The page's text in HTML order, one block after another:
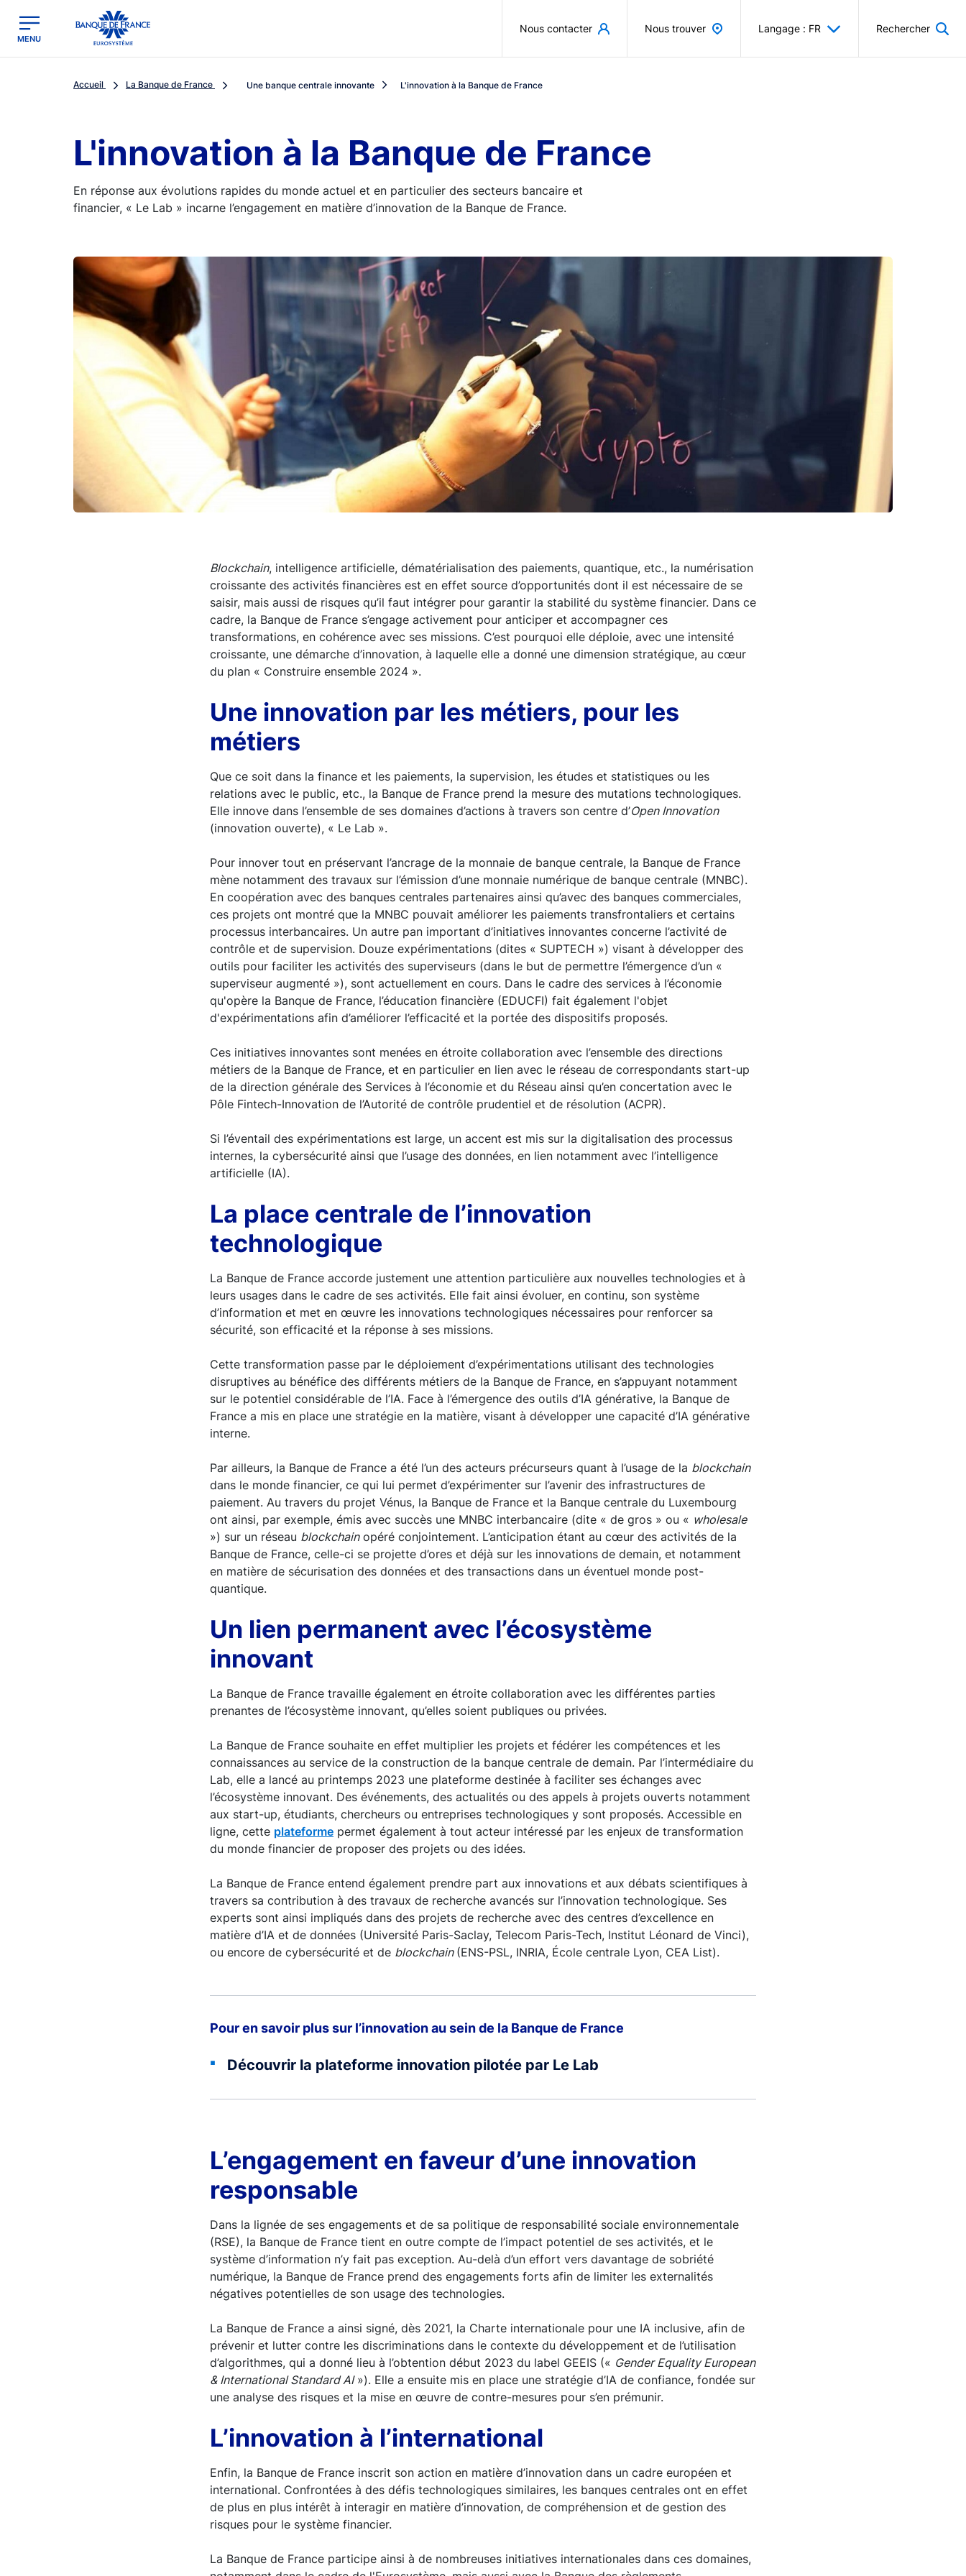
Banque de France - Menu Principal
MENU
Nous contacter Nous trouver Langage : FR Rechercher
Accueil La Banque de France Une banque centrale innovante L'innovation à la Banque de France
L'innovation à la Banque de France
En réponse aux évolutions rapides du monde actuel et en particulier des secteurs bancaire et
financier, « Le Lab » incarne l’engagement en matière d’innovation de la Banque de France.
Blockchain, intelligence artificielle, dématérialisation des paiements, quantique, etc., la numérisation
croissante des activités financières est en effet source d’opportunités dont il est nécessaire de se
saisir, mais aussi de risques qu’il faut intégrer pour garantir la stabilité du système financier. Dans ce
cadre, la Banque de France s’engage activement pour anticiper et accompagner ces
transformations, en cohérence avec ses missions. C’est pourquoi elle déploie, avec une intensité
croissante, une démarche d’innovation, à laquelle elle a donné une dimension stratégique, au cœur
du plan « Construire ensemble 2024 ».
Une innovation par les métiers, pour les
métiers
Que ce soit dans la finance et les paiements, la supervision, les études et statistiques ou les
relations avec le public, etc., la Banque de France prend la mesure des mutations technologiques.
Elle innove dans l’ensemble de ses domaines d’actions à travers son centre d’Open Innovation
(innovation ouverte), « Le Lab ».
Pour innover tout en préservant l’ancrage de la monnaie de banque centrale, la Banque de France
mène notamment des travaux sur l’émission d’une monnaie numérique de banque centrale (MNBC).
En coopération avec des banques centrales partenaires ainsi qu’avec des banques commerciales,
ces projets ont montré que la MNBC pouvait améliorer les paiements transfrontaliers et certains
processus interbancaires. Un autre pan important d’initiatives innovantes concerne l’activité de
contrôle et de supervision. Douze expérimentations (dites « SUPTECH ») visant à développer des
outils pour faciliter les activités des superviseurs (dans le but de permettre l’émergence d’un «
superviseur augmenté »), sont actuellement en cours. Dans le cadre des services à l’économie
qu'opère la Banque de France, l’éducation financière (EDUCFI) fait également l'objet
d'expérimentations afin d’améliorer l’efficacité et la portée des dispositifs proposés.
Ces initiatives innovantes sont menées en étroite collaboration avec l’ensemble des directions
métiers de la Banque de France, et en particulier en lien avec le réseau de correspondants start-up
de la direction générale des Services à l’économie et du Réseau ainsi qu’en concertation avec le
Pôle Fintech-Innovation de l’Autorité de contrôle prudentiel et de résolution (ACPR).
Si l’éventail des expérimentations est large, un accent est mis sur la digitalisation des processus
internes, la cybersécurité ainsi que l’usage des données, en lien notamment avec l’intelligence
artificielle (IA).
La place centrale de l’innovation
technologique
La Banque de France accorde justement une attention particulière aux nouvelles technologies et à
leurs usages dans le cadre de ses activités. Elle fait ainsi évoluer, en continu, son système
d’information et met en œuvre les innovations technologiques nécessaires pour renforcer sa
sécurité, son efficacité et la réponse à ses missions.
Cette transformation passe par le déploiement d’expérimentations utilisant des technologies
disruptives au bénéfice des différents métiers de la Banque de France, en s’appuyant notamment
sur le potentiel considérable de l’IA. Face à l’émergence des outils d’IA générative, la Banque de
France a mis en place une stratégie en la matière, visant à développer une capacité d’IA générative
interne.
Par ailleurs, la Banque de France a été l’un des acteurs précurseurs quant à l’usage de la blockchain
dans le monde financier, ce qui lui permet d’expérimenter sur l’avenir des infrastructures de
paiement. Au travers du projet Vénus, la Banque de France et la Banque centrale du Luxembourg
ont ainsi, par exemple, émis avec succès une MNBC interbancaire (dite « de gros » ou « wholesale
») sur un réseau blockchainopéré conjointement. L’anticipation étant au cœur des activités de la
Banque de France, celle-ci se projette d’ores et déjà sur les innovations de demain, et notamment
en matière de sécurisation des données et des transactions dans un éventuel monde post-
quantique.
Un lien permanent avec l’écosystème
innovant
La Banque de France travaille également en étroite collaboration avec les différentes parties
prenantes de l’écosystème innovant, qu’elles soient publiques ou privées.
La Banque de France souhaite en effet multiplier les projets et fédérer les compétences et les
connaissances au service de la construction de la banque centrale de demain. Par l’intermédiaire du
Lab, elle a lancé au printemps 2023 une plateforme destinée à faciliter ses échanges avec
l’écosystème innovant. Des événements, des actualités ou des appels à projets ouverts notamment
aux start-up, étudiants, chercheurs ou entreprises technologiques y sont proposés. Accessible en
ligne, cette plateforme permet également à tout acteur intéressé par les enjeux de transformation
du monde financier de proposer des projets ou des idées.
La Banque de France entend également prendre part aux innovations et aux débats scientifiques à
travers sa contribution à des travaux de recherche avancés sur l’innovation technologique. Ses
experts sont ainsi impliqués dans des projets de recherche avec des centres d’excellence en
matière d’IA et de données (Université Paris-Saclay, Telecom Paris-Tech, Institut Léonard de Vinci),
ou encore de cybersécurité et de blockchain (ENS-PSL, INRIA, École centrale Lyon, CEA List).
Pour en savoir plus sur l’innovation au sein de la Banque de France
Découvrir la plateforme innovation pilotée par Le Lab
L’engagement en faveur d’une innovation
responsable
Dans la lignée de ses engagements et de sa politique de responsabilité sociale environnementale
(RSE), la Banque de France tient en outre compte de l’impact potentiel de ses activités, et le
système d’information n’y fait pas exception. Au-delà d’un effort vers davantage de sobriété
numérique, la Banque de France prend des engagements forts afin de limiter les externalités
négatives potentielles de son usage des technologies.
La Banque de France a ainsi signé, dès 2021, la Charte internationale pour une IA inclusive, afin de
prévenir et lutter contre les discriminations dans le contexte du développement et de l’utilisation
d’algorithmes, qui a donné lieu à l’obtention début 2023 du label GEEIS (« Gender Equality European
& International Standard AI»). Elle a ensuite mis en place une stratégie d’IA de confiance, fondée sur
une analyse des risques et la mise en œuvre de contre-mesures pour s’en prémunir.
L’innovation à l’international
Enfin, la Banque de France inscrit son action en matière d’innovation dans un cadre européen et
international. Confrontées à des défis technologiques similaires, les banques centrales ont en effet
de plus en plus intérêt à interagir en matière d’innovation, de compréhension et de gestion des
risques pour le système financier.
La Banque de France participe ainsi à de nombreuses initiatives internationales dans ces domaines,